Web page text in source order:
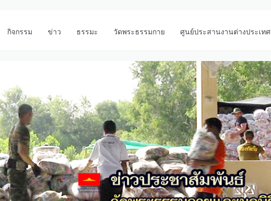
กิจกรรม ข่าว ธรรมะ วัดพระธรรมกาย ศูนย์ประสานงานต่างประเทศ